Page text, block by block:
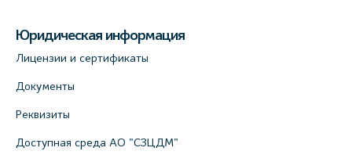
Юридическая информация
Лицензии и сертификаты
Документы
Реквизиты
Доступная среда АО "СЗЦДМ"